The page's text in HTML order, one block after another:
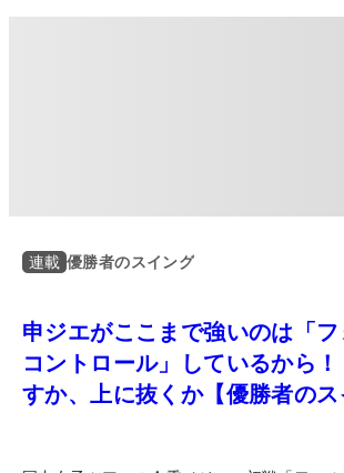
連載 優勝者のスイング
申ジエがここまで強いのは「
コントロール」しているから
すか、上に抜くか【優勝者のス